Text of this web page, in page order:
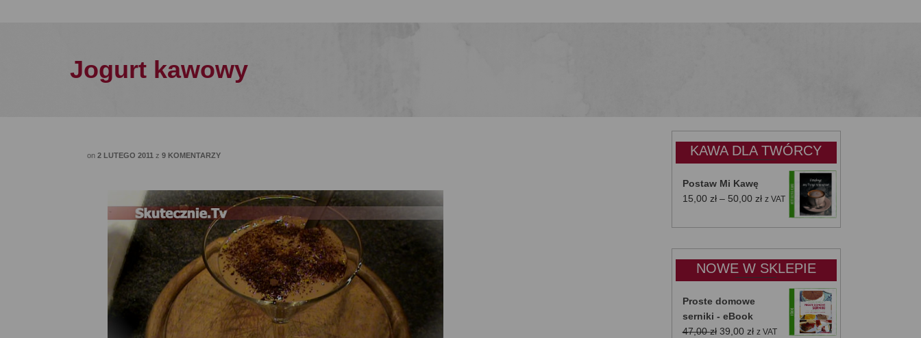
Jogurt kawowy
on 2 LUTEGO 2011 z 9 KOMENTARZY KAWA DLA TWÓRCY
Postaw Mi Kawę
15,00 zł – 50,00 złZakres
od
do
50,00 zł
z VAT
NOWE W SKLEPIE
Proste domowe
serniki - eBook
47,00zł Pierwotna
39,00 złAktualna
z VAT